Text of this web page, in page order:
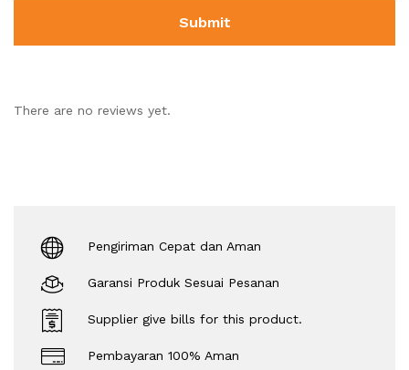
There are no reviews yet.
Pengiriman Cepat dan Aman
Garansi Produk Sesuai Pesanan
Supplier give bills for this product.
Pembayaran 100% Aman